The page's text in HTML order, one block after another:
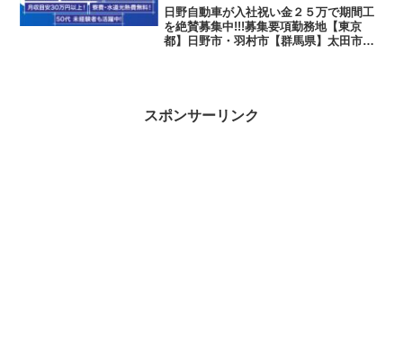
日野自動車が入社祝い金２５万で期間工
を絶賛募集中!!!募集要項勤務地【東京
都】日野市・羽村市【群馬県】太田市・
スポンサーリンク